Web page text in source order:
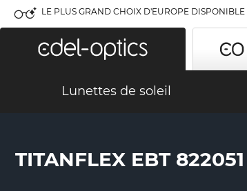
LE PLUS GRAND CHOIX D'EUROPE
Lunettes de soleil
TITANFLEX EBT